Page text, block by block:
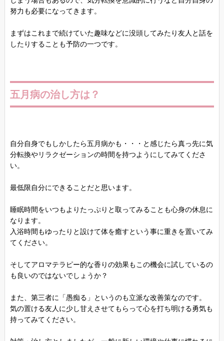
努力も必要になってきます。
まずはこれまで続けていた趣味などに没頭してみたり友人と話を
したりすることも予防の一つです。
五月病の治し方は？
自分自身でもしかしたら五月病かも・・・と感じたら真っ先に気
分転換やリラクゼーションの時間を持つようにしてみてくださ
い。
最低限自分にできることだと思います。
睡眠時間をいつもよりたっぷりと取ってみることも心身の休息に
なります。
入浴時間もゆったりと設けて体を癒すという事に重きを置いてみ
てください。
そしてアロマテラピー的な香りの効果もこの機会に試しているの
も良いのではないでしょうか？
また、第三者に「愚痴る」というのも立派な改善策なのです。
気の置ける友人に少し甘えさせてもらって心を打ち明ける勇気も
持ってみてください。